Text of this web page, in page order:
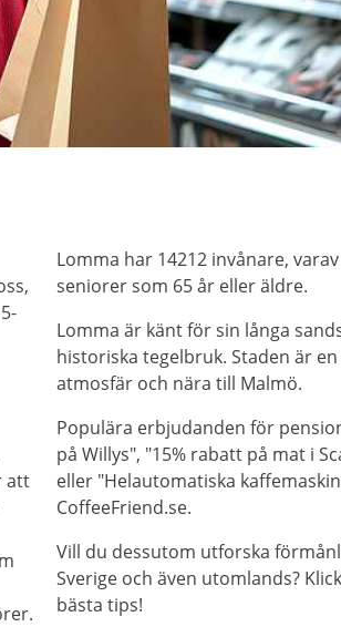
att
Lomma har 14212 invånare,
seniorer som 65 år eller äldre.
Lomma är känt för sin långa
historiska tegelbruk. Staden är
atmosfär och nära till Malmö.
Populära erbjudanden för
på Willys", "15% rabatt på mat i
eller "Helautomatiska
CoffeeFriend.se.
Vill du dessutom utforska
Sverige och även utomlands?
bästa tips!